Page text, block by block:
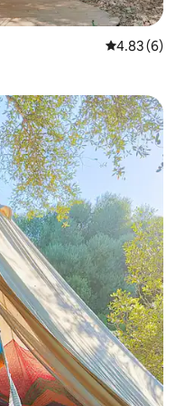
औसत रेटिंग 5 में
4.83 (6)